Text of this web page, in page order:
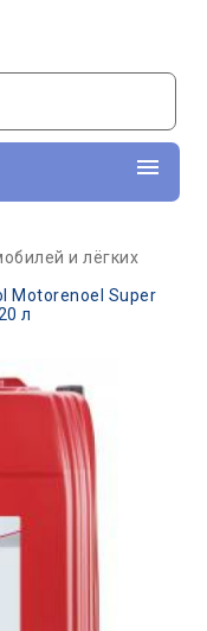
и лёгких
Motorenoel Super
л